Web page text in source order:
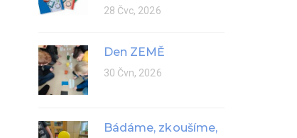
28 Čvc, 2026
Den ZEMĚ
30 Čvn, 2026
Bádáme, zkoušíme,